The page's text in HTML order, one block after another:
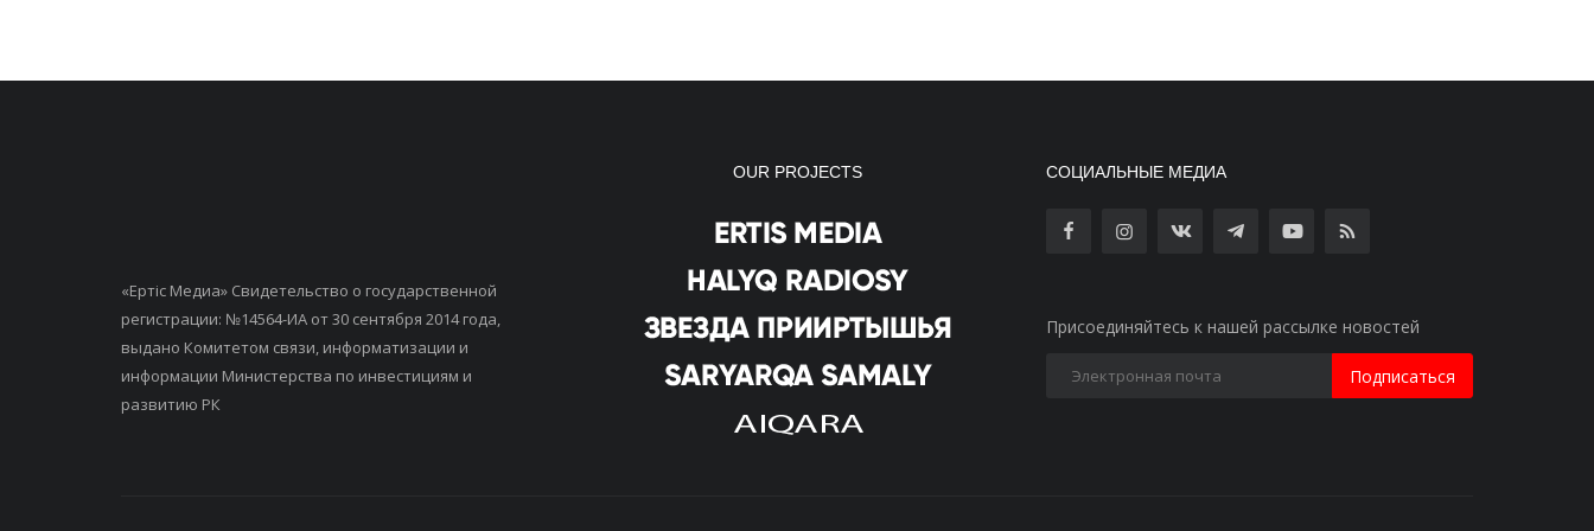
«Ертiс Медиа» Свидетельство о государственной
регистрации: №14564-ИА от 30 сентября 2014 года,
выдано Комитетом связи, информатизации и
информации Министерства по инвестициям и
развитию РК
OUR PROJECTS СОЦИАЛЬНЫЕ МЕДИА
Присоединяйтесь к нашей рассылке новостей
Подписаться